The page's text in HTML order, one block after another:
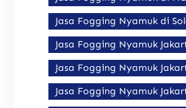
Jasa Fogging Nyamuk di
Jasa Fogging Nyamuk
Jasa Fogging Nyamuk
Jasa Fogging Nyamuk